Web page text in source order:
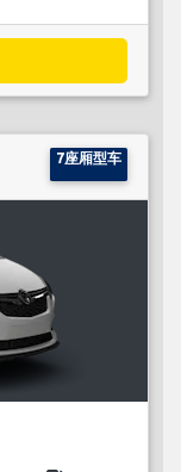
7座厢型车